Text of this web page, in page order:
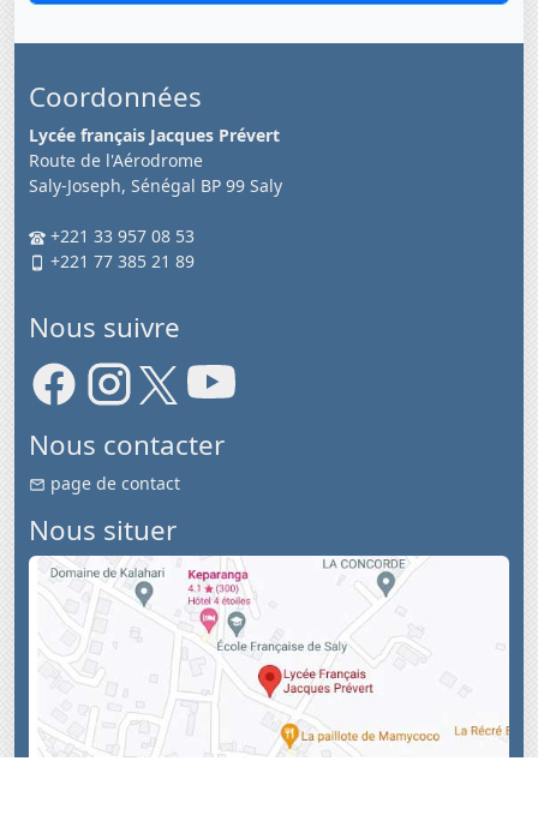
Coordonnées
Lycée français Jacques Prévert
Route de l'Aérodrome
Saly-Joseph, Sénégal BP 99 Saly
+221 33 957 08 53
+221 77 385 21 89
Nous suivre
Nous contacter
page de contact
Nous situer